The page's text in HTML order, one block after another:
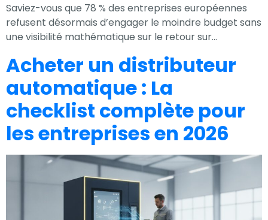
Saviez-vous que 78 % des entreprises européennes
refusent désormais d’engager le moindre budget sans
une visibilité mathématique sur le retour sur…
Acheter un distributeur
automatique : La
checklist complète pour
les entreprises en 2026
Si vous refusez
ces cookies,
certaines
disparaîtront
du site Web.
Marketing
En partageant
votre intérêt et